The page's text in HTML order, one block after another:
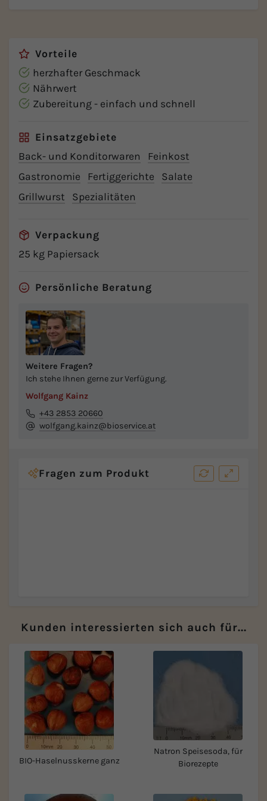
Vorteile
herzhafter Geschmack
Nährwert
Zubereitung - einfach und schnell
Einsatzgebiete
Back- und Konditorwaren
Feinkost
Gastronomie
Fertiggerichte
Salate
Grillwurst
Spezialitäten
Verpackung
25 kg Papiersack
Persönliche Beratung
Weitere Fragen?
Ich stehe Ihnen gerne zur Verfügung.
Wolfgang Kainz
+43 2853 20660
wolfgang.kainz@bioservice.at
Fragen zum Produkt
Kunden interessierten sich auch für...
BIO-Haselnusskerne ganz
Natron Speisesoda, für
Biorezepte